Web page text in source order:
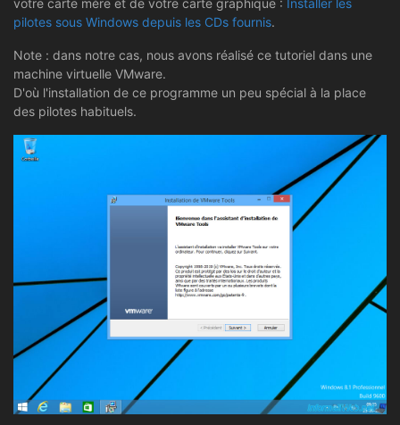
pilotes sous Windows depuis les CDs fournis.
Note : dans notre cas, nous avons réalisé ce tutoriel dans une
machine virtuelle VMware.
D'où l'installation de ce programme un peu spécial à la place
des pilotes habituels.